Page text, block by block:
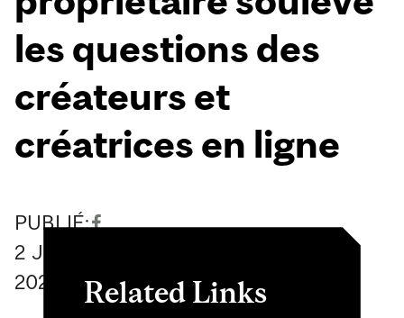
les questions des
créateurs et
créatrices en ligne
PUBLIÉ:
2 June
2026
Related Links